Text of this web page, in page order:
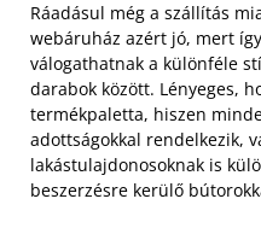
Ráadásul még a szállítás
webáruház azért jó, mert
válogathatnak a különféle
darabok között. Lényeges,
termékpaletta, hiszen
adottságokkal rendelkezik,
lakástulajdonosoknak is
beszerzésre kerülő